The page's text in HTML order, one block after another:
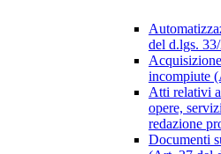
del d.lgs.
incompiute
Atti relativi
opere,
redazione
Documenti